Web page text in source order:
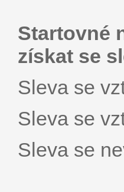
Startovné
získat se
Sleva se
Sleva se
Sleva se